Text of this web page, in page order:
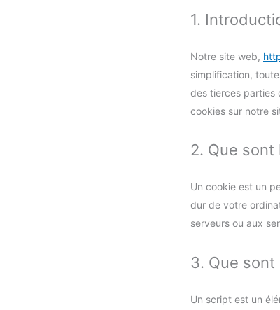
1.
Notre site web,
simplification,
des tierces parties
cookies sur notre
2. Que sont
Un cookie est un
dur de votre
serveurs ou aux
3. Que sont
Un script est un